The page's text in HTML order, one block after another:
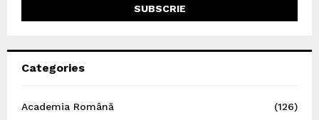
Categories
Academia Română
(126)